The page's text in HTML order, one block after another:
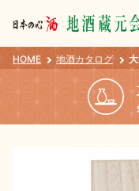
会員登録
HOME 地酒カタログ